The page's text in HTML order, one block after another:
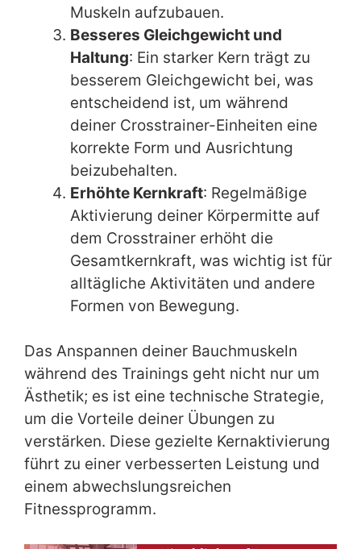
Muskeln aufzubauen.
Besseres Gleichgewicht und
Haltung: Ein starker Kern trägt zu
besserem Gleichgewicht bei, was
entscheidend ist, um während
deiner Crosstrainer-Einheiten eine
korrekte Form und Ausrichtung
beizubehalten.
Erhöhte Kernkraft: Regelmäßige
Aktivierung deiner Körpermitte auf
dem Crosstrainer erhöht die
Gesamtkernkraft, was wichtig ist für
alltägliche Aktivitäten und andere
Formen von Bewegung.
Das Anspannen deiner Bauchmuskeln
während des Trainings geht nicht nur um
Ästhetik; es ist eine technische Strategie,
um die Vorteile deiner Übungen zu
verstärken. Diese gezielte Kernaktivierung
führt zu einer verbesserten Leistung und
einem abwechslungsreichen
Fitnessprogramm.